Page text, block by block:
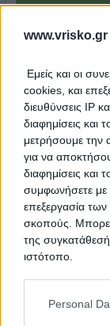
www.vrisko.gr
Εμείς και οι
cookies, και
διευθύνσεις IP
διαφημίσεις και
μετρήσουμε την
για να
διαφημίσεις και
συμφωνήσετε με
επεξεργασία
σκοπούς.
της
ιστότοπο.
Please note that
and may
Personal
Tuition
Leoforos
Phone:
Search Terms:
In this section
Sami. You can
and get